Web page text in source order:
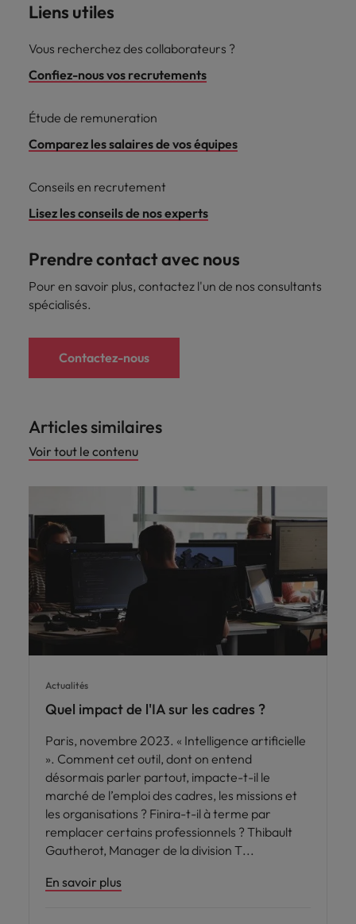
Liens utiles
Vous recherchez des collaborateurs ?
Confiez-nous vos recrutements
Étude de remuneration
Comparez les salaires de vos équipes
Conseils en recrutement
Lisez les conseils de nos experts
Prendre contact avec nous
Pour en savoir plus, contactez l'un de nos consultants
spécialisés.
Contactez-nous
Articles similaires
Voir tout le contenu
Actualités
Quel impact de l'IA sur les cadres ?
Paris, novembre 2023. « Intelligence artificielle
». Comment cet outil, dont on entend
désormais parler partout, impacte-t-il le
marché de l’emploi des cadres, les missions et
les organisations ? Finira-t-il à terme par
remplacer certains professionnels ? Thibault
Gautherot, Manager de la division T
En savoir plus